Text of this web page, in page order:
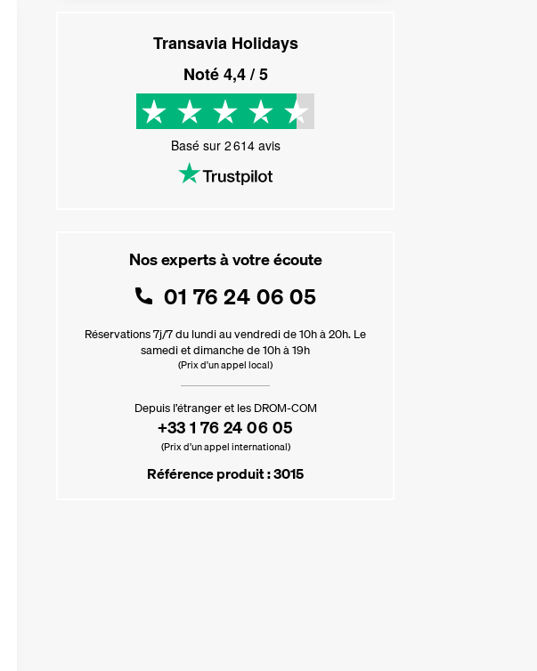
Transavia Holidays
Noté4,4/ 5
Basé sur 2 614avis
Nos experts à votre écoute
01 76 24 06 05
Réservations 7j/7 du lundi au vendredi de 10h à 20h. Le
samedi et dimanche de 10h à 19h
(Prix d'un appel local)
Depuis l’étranger et les DROM-COM
+33 1 76 24 06 05
(Prix d’un appel international)
Référence produit : 3015